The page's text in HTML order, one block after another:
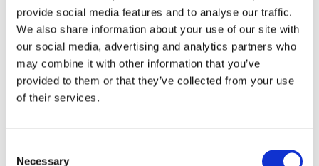
provide social media features and to analyse our traffic.
We also share information about your use of our site with
our social media, advertising and analytics partners who
may combine it with other information that you’ve
provided to them or that they’ve collected from your use
of their services.
Necessary
volume or video
quality. The
service is
provided by
Vimeo.com.
ypsessio
Yumpu